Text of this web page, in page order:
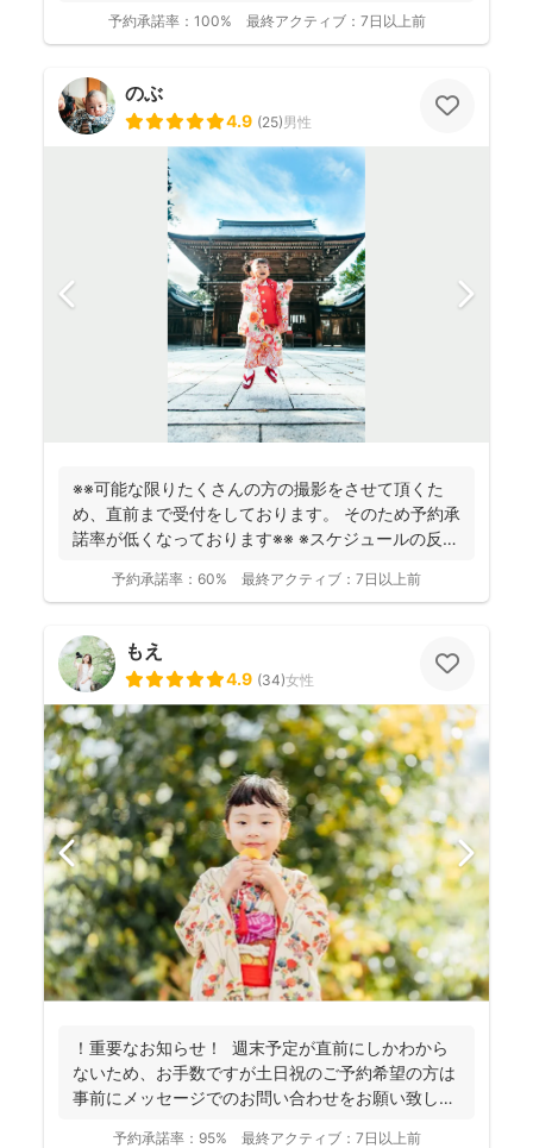
予約承諾率： 100% 最終アクティブ： 7日以上前
のぶ
4.9 (25)男性
※※可能な限りたくさんの方の撮影をさせて頂くた
め、直前まで受付をしております。 そのため予約承
諾率が低くなっております※※ ※スケジュールの反映
予約承諾率： 60% 最終アクティブ： 7日以上前
もえ
4.9 (34)女性
！重要なお知らせ！ 週末予定が直前にしかわから
ないため、お手数ですが土日祝のご予約希望の方は
事前にメッセージでのお問い合わせをお願い致しま
予約承諾率： 95% 最終アクティブ： 7日以上前